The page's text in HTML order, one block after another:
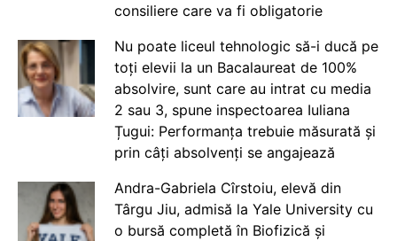
consiliere care va fi obligatorie
Nu poate liceul tehnologic să-i ducă pe
toți elevii la un Bacalaureat de 100%
absolvire, sunt care au intrat cu media
2 sau 3, spune inspectoarea Iuliana
Țugui: Performanța trebuie măsurată și
prin câți absolvenți se angajează
Andra-Gabriela Cîrstoiu, elevă din
Târgu Jiu, admisă la Yale University cu
o bursă completă în Biofizică și